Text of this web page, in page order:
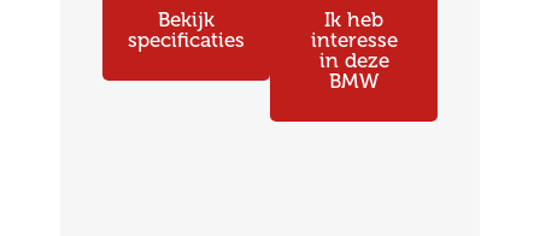
Bekijk
specificaties
Ik heb
interesse
in deze
BMW